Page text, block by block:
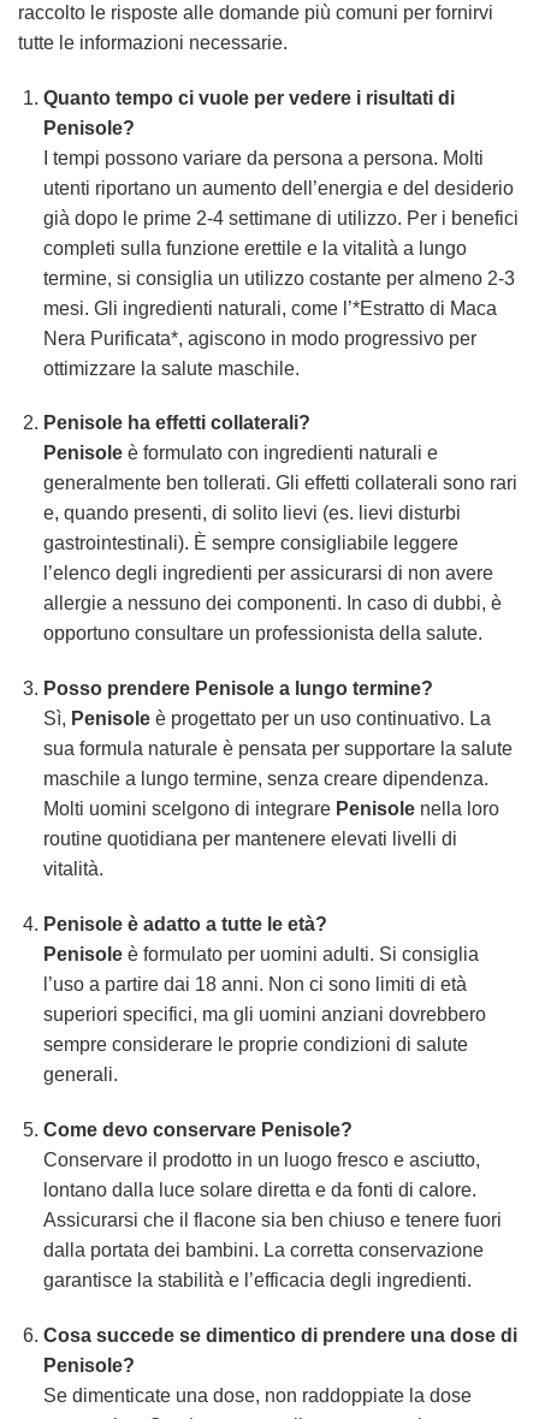
raccolto le risposte alle domande più comuni per fornirvi
tutte le informazioni necessarie.
Quanto tempo ci vuole per vedere i risultati di
Penisole?
I tempi possono variare da persona a persona. Molti
utenti riportano un aumento dell’energia e del desiderio
già dopo le prime 2-4 settimane di utilizzo. Per i benefici
completi sulla funzione erettile e la vitalità a lungo
termine, si consiglia un utilizzo costante per almeno 2-3
mesi. Gli ingredienti naturali, come l’*Estratto di Maca
Nera Purificata*, agiscono in modo progressivo per
ottimizzare la salute maschile.
Penisoleha effetti collaterali?
Penisoleè formulato con ingredienti naturali e
generalmente ben tollerati. Gli effetti collaterali sono rari
e, quando presenti, di solito lievi (es. lievi disturbi
gastrointestinali). È sempre consigliabile leggere
l’elenco degli ingredienti per assicurarsi di non avere
allergie a nessuno dei componenti. In caso di dubbi, è
opportuno consultare un professionista della salute.
Posso prendere Penisolea lungo termine?
Sì, Penisoleè progettato per un uso continuativo. La
sua formula naturale è pensata per supportare la salute
maschile a lungo termine, senza creare dipendenza.
Molti uomini scelgono di integrare Penisolenella loro
routine quotidiana per mantenere elevati livelli di
vitalità.
Penisoleè adatto a tutte le età?
Penisoleè formulato per uomini adulti. Si consiglia
l’uso a partire dai 18 anni. Non ci sono limiti di età
superiori specifici, ma gli uomini anziani dovrebbero
sempre considerare le proprie condizioni di salute
generali.
Come devo conservare Penisole?
Conservare il prodotto in un luogo fresco e asciutto,
lontano dalla luce solare diretta e da fonti di calore.
Assicurarsi che il flacone sia ben chiuso e tenere fuori
dalla portata dei bambini. La corretta conservazione
garantisce la stabilità e l’efficacia degli ingredienti.
Cosa succede se dimentico di prendere una dose di
Penisole?
Se dimenticate una dose, non raddoppiate la dose